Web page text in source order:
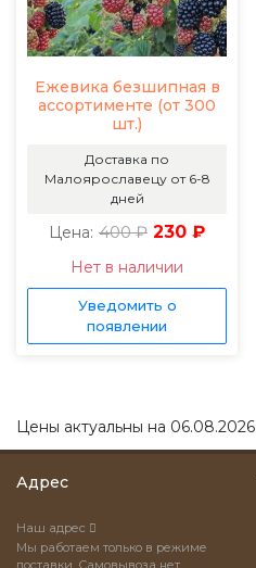
Ежевика безшипная в
ассортименте (от 300
шт.)
Доставка по
Малоярославецу от 6-8
дней
Цена: 400 ₽ 230 ₽
Нет в наличии
Уведомить о
появлении
Цены актуальны на 06.08.2026
Адрес
Наш адрес
Мы работаем только в режиме
доставки. Самовывоза нет.